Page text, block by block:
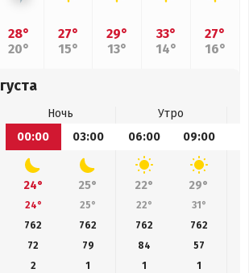
28°
20°
27°
15°
29°
13°
33°
14°
27°
16°
Ночь
Утро
00:00
03:00 06:00 09:00
24° 25° 22° 29°
24° 25° 22° 31°
762
762 762 762
72
79 84 57
2
1 1
1